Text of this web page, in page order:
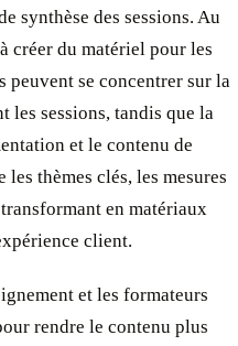
synthèse des sessions. Au
créer du matériel pour les
peuvent se concentrer sur la
les sessions, tandis que la
et le contenu de
thèmes clés, les mesures
en matériaux
client.
et les formateurs
rendre le contenu plus